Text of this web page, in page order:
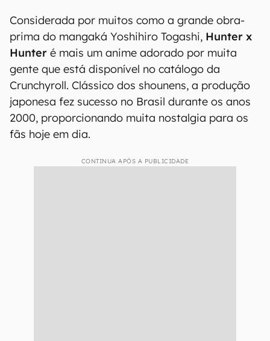
Considerada por muitos como a grande obra-
prima do mangaká Yoshihiro Togashi, Hunter x
Hunter é mais um anime adorado por muita
gente que está disponível no catálogo da
Crunchyroll. Clássico dos shounens, a produção
japonesa fez sucesso no Brasil durante os anos
2000, proporcionando muita nostalgia para os
fãs hoje em dia.
CONTINUA APÓS A PUBLICIDADE